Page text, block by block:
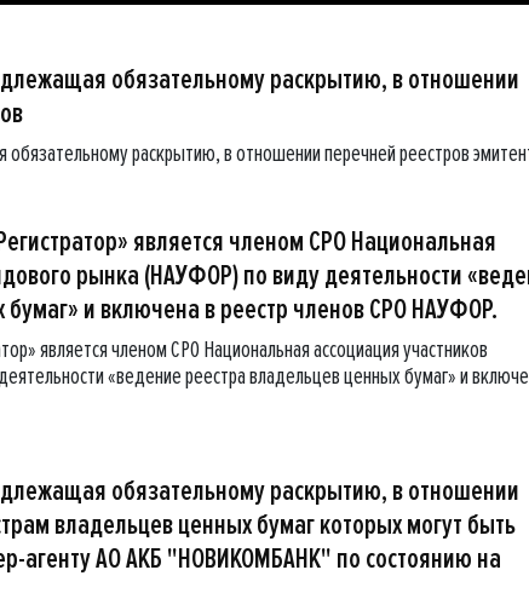
обязательному раскрытию, в отношении
раскрытию, в отношении перечней реестров
является членом СРО Национальная
рынка (НАУФОР) по виду деятельности
и включена в реестр членов СРО НАУФОР.
является членом СРО Национальная ассоциация участников
«ведение реестра владельцев ценных бумаг» и
обязательному раскрытию, в отношении
владельцев ценных бумаг которых могут быть
агенту АО АКБ "НОВИКОМБАНК" по состоянию на